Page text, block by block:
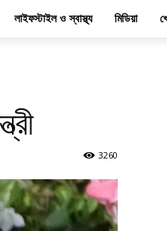
লাইফস্টাইল ও স্বাস্থ্য মিডিয়া
3260